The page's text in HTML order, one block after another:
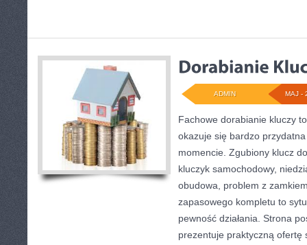
MAJ -
ADMIN
Fachowe dorabianie kluczy
okazuje się bardzo
momencie. Zgubiony klucz
kluczyk samochodowy,
obudowa, problem z
zapasowego kompletu to
pewność działania. Strona
prezentuje praktyczną ofertę